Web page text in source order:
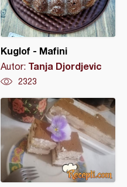
Kuglof - Mafini
Autor: Tanja Djordjevic
2323